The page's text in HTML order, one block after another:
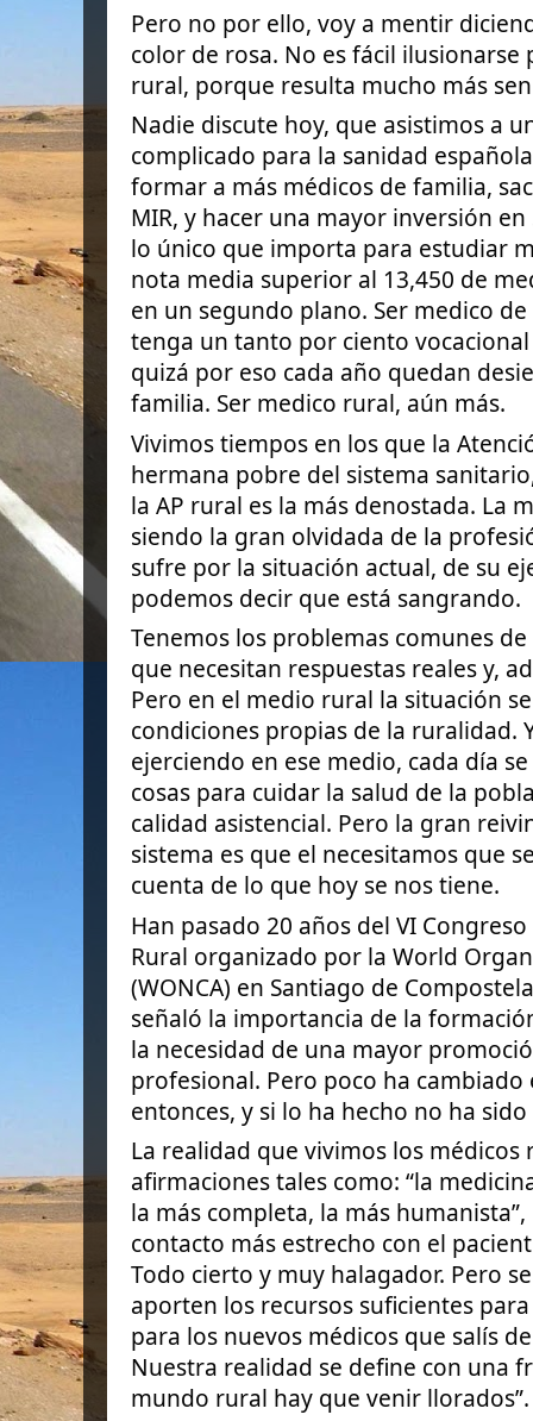
Pero no por ello, voy a mentir
color de rosa. No es fácil ilusionarse
rural, porque resulta mucho más
Nadie discute hoy, que asistimos a
complicado para la sanidad
formar a más médicos de familia,
MIR, y hacer una mayor inversión
lo único que importa para estudiar
nota media superior al 13,450 de
en un segundo plano. Ser medico
tenga un tanto por ciento
quizá por eso cada año quedan
familia. Ser medico rural, aún más.
Vivimos tiempos en los que la
hermana pobre del sistema
la AP rural es la más denostada. La
siendo la gran olvidada de la
sufre por la situación actual, de su
podemos decir que está sangrando.
Tenemos los problemas comunes
que necesitan respuestas reales y,
Pero en el medio rural la situación
condiciones propias de la ruralidad.
ejerciendo en ese medio, cada día
cosas para cuidar la salud de la
calidad asistencial. Pero la gran
sistema es que el necesitamos que
cuenta de lo que hoy se nos tiene.
Han pasado 20 años del VI
Rural organizado por la World
(WONCA) en Santiago de
señaló la importancia de la
la necesidad de una mayor
profesional. Pero poco ha cambiado
entonces, y si lo ha hecho no ha
La realidad que vivimos los médicos
afirmaciones tales como: “la
la más completa, la más
contacto más estrecho con el
Todo cierto y muy halagador. Pero
aporten los recursos suficientes
para los nuevos médicos que salís
Nuestra realidad se define con una
mundo rural hay que venir llorados”.